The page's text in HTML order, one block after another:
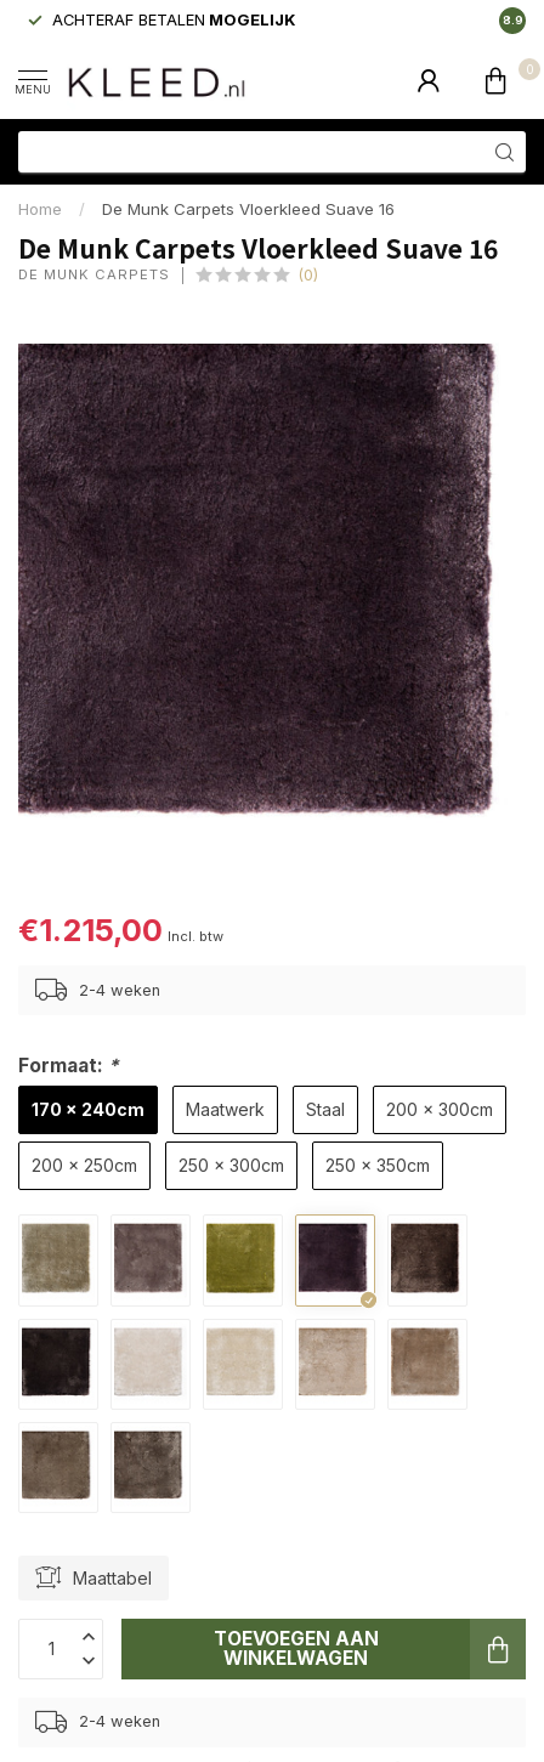
ACHTERAF BETALEN MOGELIJK 8.9
MENU
0
Home / De Munk Carpets Vloerkleed Suave 16
De Munk Carpets Vloerkleed Suave 16
DE MUNK CARPETS (0)
€1.215,00 Incl. btw
2-4 weken
Formaat: *
170 x 240cm Maatwerk Staal 200 x 300cm
200 x 250cm 250 x 300cm 250 x 350cm
Maattabel
TOEVOEGEN AAN
WINKELWAGEN
2-4 weken